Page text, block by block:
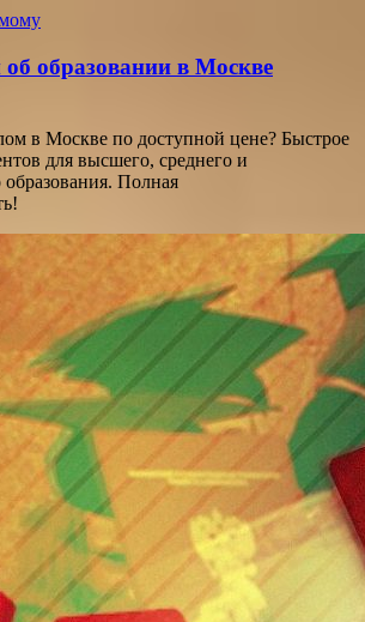
образовании в Москве
в Москве по доступной цене? Быстрое
для высшего, среднего и
Полная